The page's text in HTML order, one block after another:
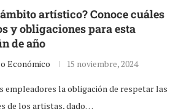
artístico? Conoce cuáles
y obligaciones para esta
de año
Económico 15 noviembre, 2024
empleadores la obligación de respetar las
de los artistas, dado…